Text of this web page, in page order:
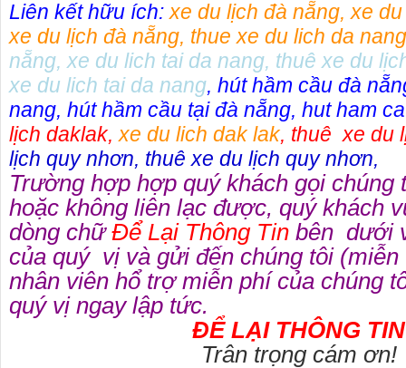
Liên kết hữu ích:xe du lịch đà nẵng,xe
xe du lịch đà nẵng, thue xe du lich da nang
nẵng,xe du lich tai da nang, thuê xe du
xe du lich tai da nang, hút hầm cầu đà
nang, hút hầm cầu tại đà nẵng, hut ham
lịch daklak,xe du lich dak lak, thuê xe du
lịch quy nhơn, thuê xe du lịch quy nhơn,
Trường hợp hợp quý khách gọi chúng
hoặc không liên lạc được, quý khách
dòng chữĐể Lại Thông Tin bên dưới
của quý vị và gửi đến chúng tôi
nhân viên hổ trợ miễn phí của chúng
quý vị ngay lập tức.
ĐỂ LẠI THÔNG TIN
Trân trọng cám ơn!